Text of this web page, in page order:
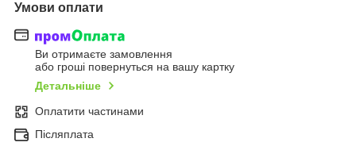
Умови оплати
Ви отримаєте замовлення
або гроші повернуться на вашу картку
Детальніше
Оплатити частинами
Післяплата